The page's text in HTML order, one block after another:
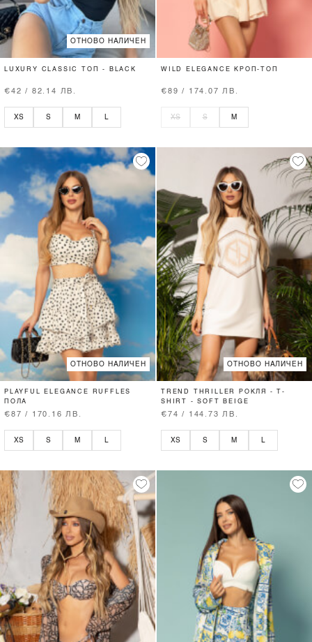
ОТНОВО НАЛИЧЕН
LUXURY CLASSIC ТОП - BLACK
€42 / 82.14 ЛВ.
XS S M L
WILD ELEGANCE КРОП-ТОП
€89 / 174.07 ЛВ.
XS S M
ОТНОВО НАЛИЧЕН
PLAYFUL ELEGANCE RUFFLES
ПОЛА
€87 / 170.16 ЛВ.
XS S M
ОТНОВО НАЛИЧЕН
TREND THRILLER РОКЛЯ - T-
SHIRT - SOFT BEIGE
€74 / 144.73 ЛВ.
XS S M